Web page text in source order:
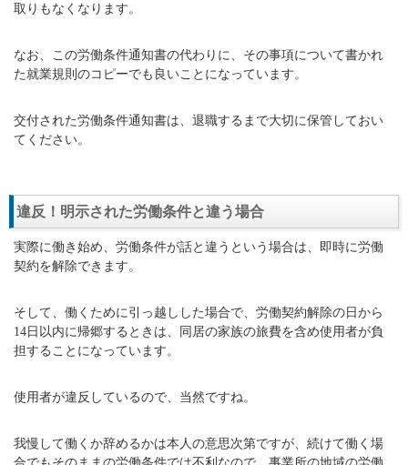
取りもなくなります。
なお、この労働条件通知書の代わりに、その事項について書かれ
た就業規則のコピーでも良いことになっています。
交付された労働条件通知書は、退職するまで大切に保管しておい
てください。
違反！明示された労働条件と違う場合
実際に働き始め、労働条件が話と違うという場合は、即時に労働
契約を解除できます。
そして、働くために引っ越しした場合で、労働契約解除の日から
14日以内に帰郷するときは、同居の家族の旅費を含め使用者が負
担することになっています。
使用者が違反しているので、当然ですね。
我慢して働くか辞めるかは本人の意思次第ですが、続けて働く場